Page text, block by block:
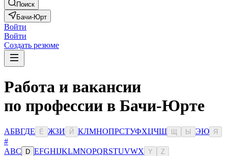
Поиск
Бачи-Юрт
Войти
Войти
Создать резюме
Работа и вакансии
по профессии в Бачи-Юрте
АБВГДЕ Ё ЖЗИ Й КЛМНОПРСТУФХЦЧШ Ы ЭЮ Я
#
ABC D EFGHIJKLMNOPQRSTUVWX Y Z